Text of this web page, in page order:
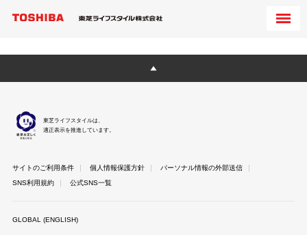
東芝ライフスタイルは、
適正表示を推進しています。
サイトのご利用条件 個人情報保護方針
パーソナル情報の外部送信
SNS利用規約
公式SNS一覧
GLOBAL (ENGLISH)